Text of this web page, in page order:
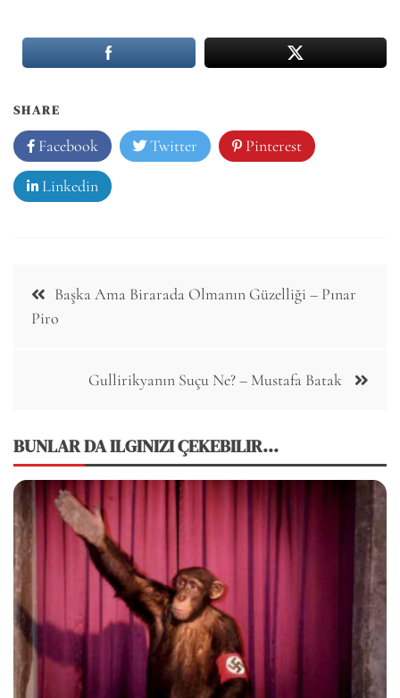
SHARE
Facebook Twitter Pinterest
Linkedin
Post
navigation
Başka Ama Birarada Olmanın Güzelliği – Pınar
Piro
Gullirikyanın Suçu Ne? – Mustafa Batak
BUNLAR DA ILGINIZI ÇEKEBILIR...